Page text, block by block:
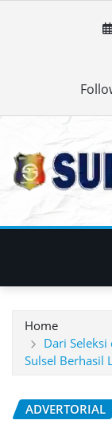
Home
Dari Seleksi
Sulsel Berhasil
ADVERTORIAL